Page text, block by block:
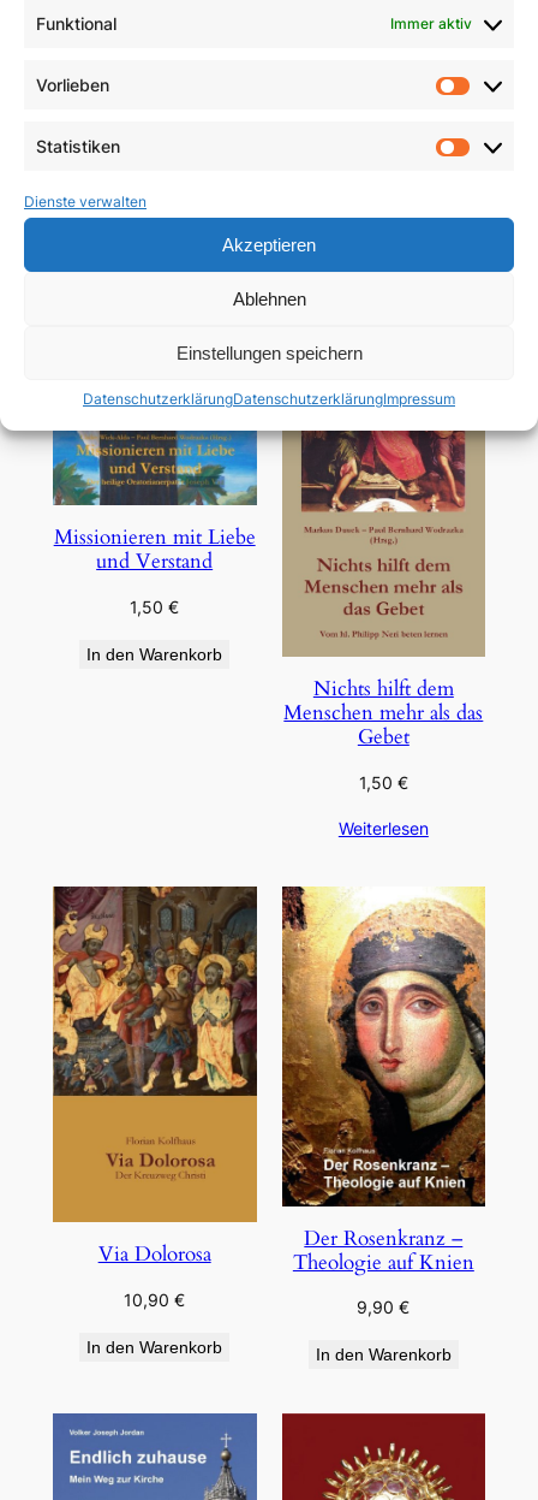
Funktional Immer aktiv
Vorlieben
Statistiken
Dienste verwalten
Akzeptieren
Ablehnen
Einstellungen speichern
DatenschutzerklärungDatenschutzerklärungImpressum
Den Kreuzweg beten
Leben aus der Fülle des
Missionieren mit Liebe
und Verstand
1,50€
In den Warenkorb
Nichts hilft dem
Menschen mehr als das
Gebet
1,50 €
Weiterlesen
Via Dolorosa
10,90€
In den Warenkorb
Der Rosenkranz –
Theologie auf Knien
9,90€
In den Warenkorb